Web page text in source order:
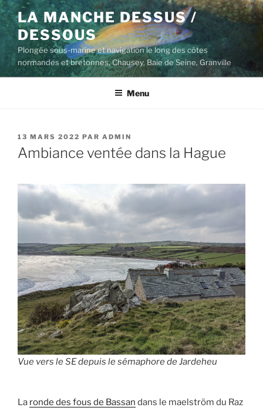
Aller
au
contenu
principal
LA MANCHE DESSUS /
DESSOUS
Plongée sous-marine et navigation le long des côtes
normandes et bretonnes, Chausey, Baie de Seine, Granville
Menu
PUBLIÉ
LE
13 MARS 2022 PAR ADMIN
Ambiance ventée dans la Hague
Vue vers le SE depuis le sémaphore de Jardeheu
La ronde des fous de Bassan dans le maelström du Raz